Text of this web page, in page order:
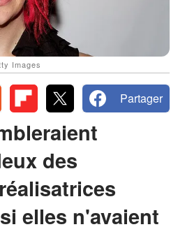
Images
Partager
des
elles n'avaient